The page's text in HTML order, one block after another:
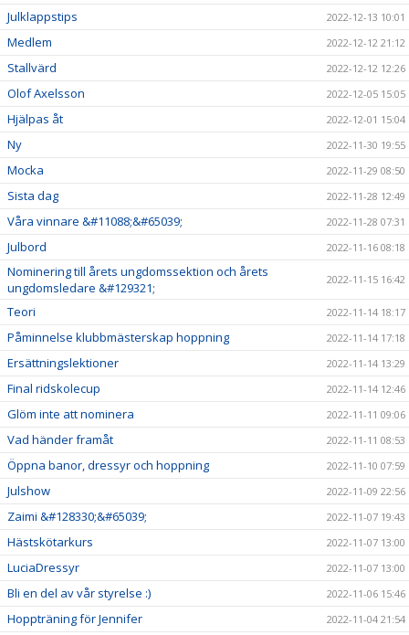
Julklappstips 2022-12-13 10:01
Medlem 2022-12-12 21:12
Stallvärd 2022-12-12 12:26
Olof Axelsson 2022-12-05 15:05
Hjälpas åt 2022-12-01 15:04
Ny 2022-11-30 19:55
Mocka 2022-11-29 08:50
Sista dag 2022-11-28 12:49
Våra vinnare &#11088;&#65039; 2022-11-28 07:31
Julbord 2022-11-16 08:18
Nominering till årets ungdomssektion och årets
ungdomsledare &#129321;
2022-11-15 16:42
Teori 2022-11-14 18:17
Påminnelse klubbmästerskap hoppning 2022-11-14 17:18
Ersättningslektioner 2022-11-14 13:29
Final ridskolecup 2022-11-14 12:46
Glöm inte att nominera 2022-11-11 09:06
Vad händer framåt 2022-11-11 08:53
Öppna banor, dressyr och hoppning 2022-11-10 07:59
Julshow 2022-11-09 22:56
Zaimi &#128330;&#65039; 2022-11-07 19:43
Hästskötarkurs 2022-11-07 13:00
LuciaDressyr 2022-11-07 13:00
Bli en del av vår styrelse :) 2022-11-06 15:46
Hoppträning för Jennifer 2022-11-04 21:54